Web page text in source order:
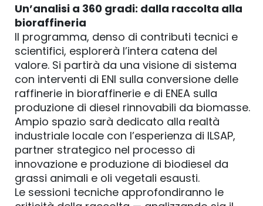
Un’analisi a 360 gradi: dalla raccolta alla
bioraffineria
Il programma, denso di contributi tecnici e
scientifici, esplorerà l’intera catena del
valore. Si partirà da una visione di sistema
con interventi di ENI sulla conversione delle
raffinerie in bioraffinerie e di ENEA sulla
produzione di diesel rinnovabili da biomasse.
Ampio spazio sarà dedicato alla realtà
industriale locale con l’esperienza di ILSAP,
partner strategico nel processo di
innovazione e produzione di biodiesel da
grassi animali e oli vegetali esausti.
Le sessioni tecniche approfondiranno le